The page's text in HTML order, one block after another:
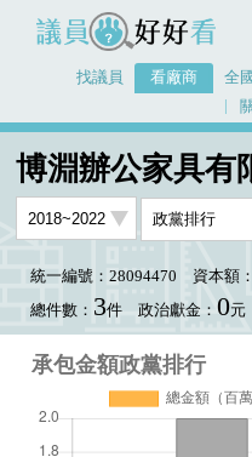
議員好好看
找議員 看廠商 全
博淵辦公家具有限公司
博淵辦公家具有
統一編號：28094470 資本額
總件數： 3件 政治獻金： 0元
承包金額政黨排行